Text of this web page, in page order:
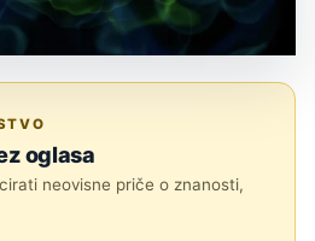
oglasa
neovisne priče o znanosti,